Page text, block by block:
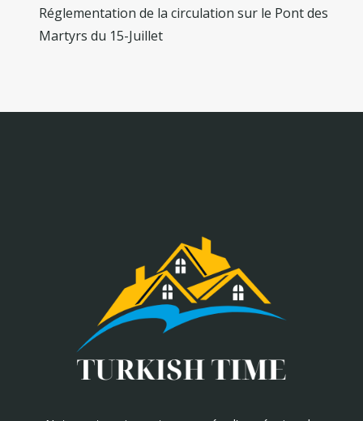
Réglementation de la circulation sur le Pont des
Martyrs du 15-Juillet